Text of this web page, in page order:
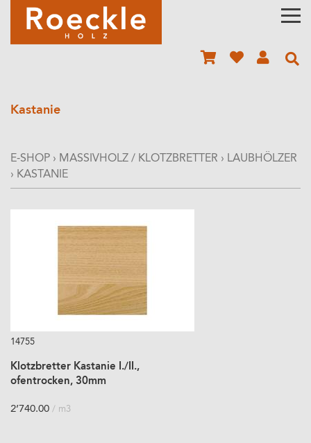
Kastanie
E-SHOP › MASSIVHOLZ / KLOTZBRETTER › LAUBHÖLZER
› KASTANIE
14755
Klotzbretter Kastanie I./II.,
ofentrocken, 30mm
2’740.00 / m3